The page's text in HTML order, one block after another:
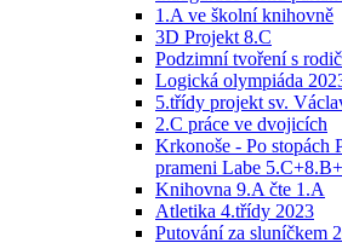
1.A ve školní knihovně
3D Projekt 8.C
Podzimní tvoření s
Logická olympiáda
5.třídy projekt sv.
2.C práce ve dvojicích
Krkonoše - Po stopách
prameni Labe
Knihovna 9.A čte 1.A
Atletika 4.třídy 2023
Putování za sluníčkem